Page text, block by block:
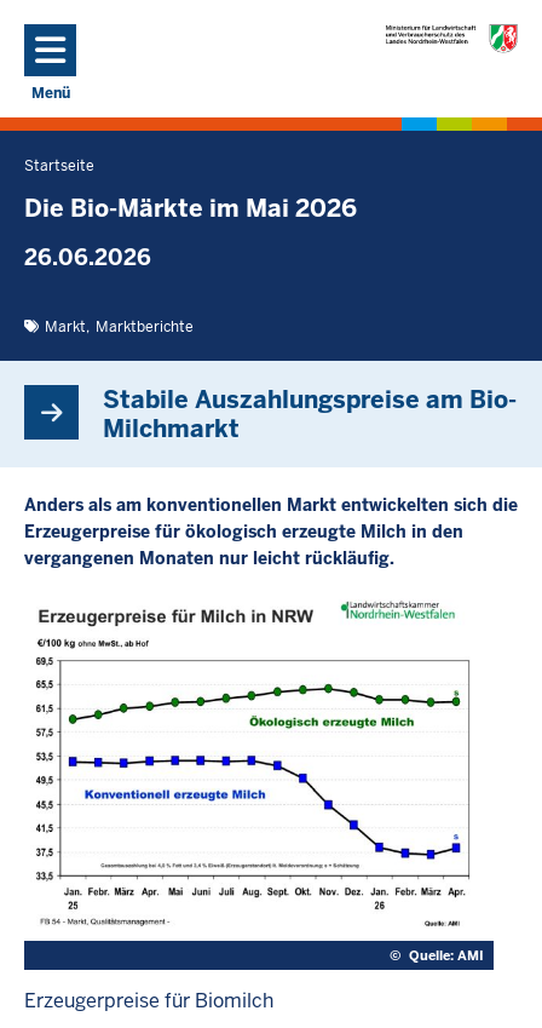
Menü
Navigation aktivieren/deaktivieren: Hauptmenü
Sie
befinden
hier
Startseite
Die Bio-Märkte im Mai 2026
26.06.2026
Markt Marktberichte
Stabile Auszahlungspreise am Bio-
Milchmarkt
Anders als am konventionellen Markt entwickelten sich die
Erzeugerpreise für ökologisch erzeugte Milch in den
vergangenen Monaten nur leicht rückläufig.
© Quelle: AMI
Erzeugerpreise für Biomilch